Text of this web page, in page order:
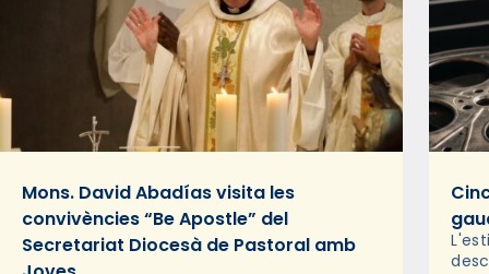
Mons. David Abadías visita les
convivències “Be Apostle” del
Secretariat Diocesà de Pastoral amb